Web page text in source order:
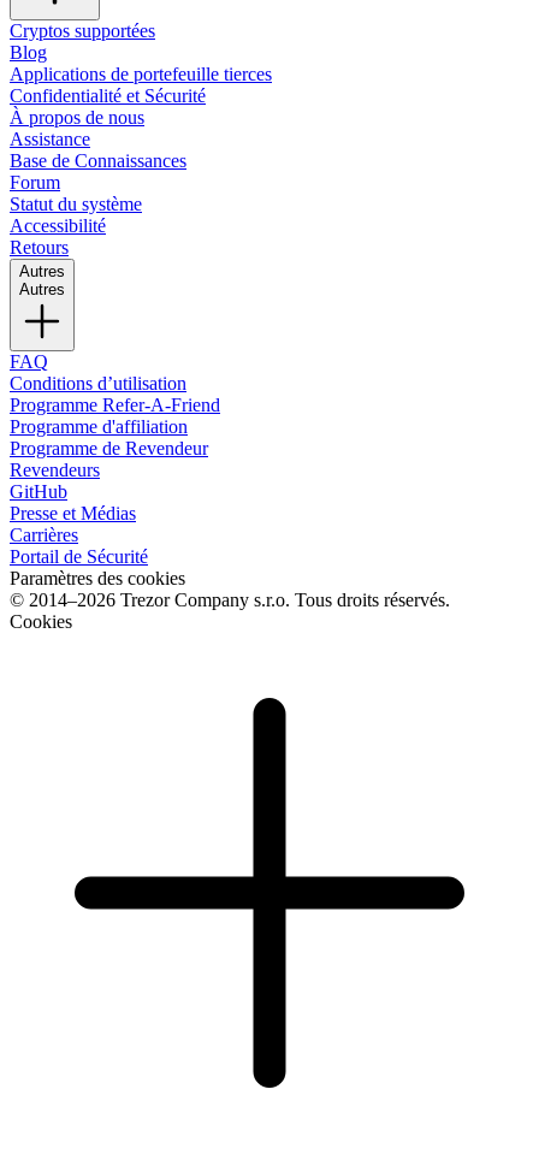
Cryptos supportées
Blog
Applications de portefeuille tierces
Confidentialité et Sécurité
À propos de nous
Assistance
Base de Connaissances
Forum
Statut du système
Accessibilité
Retours
Autres
Autres
FAQ
Conditions d’utilisation
Programme Refer-A-Friend
Programme d'affiliation
Programme de Revendeur
Revendeurs
GitHub
Presse et Médias
Carrières
Portail de Sécurité
Paramètres des cookies
© 2014–2026 Trezor Company s.r.o. Tous droits réservés.
Cookies